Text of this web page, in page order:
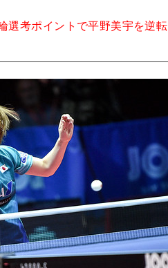
選考ポイントで平野美宇を逆転